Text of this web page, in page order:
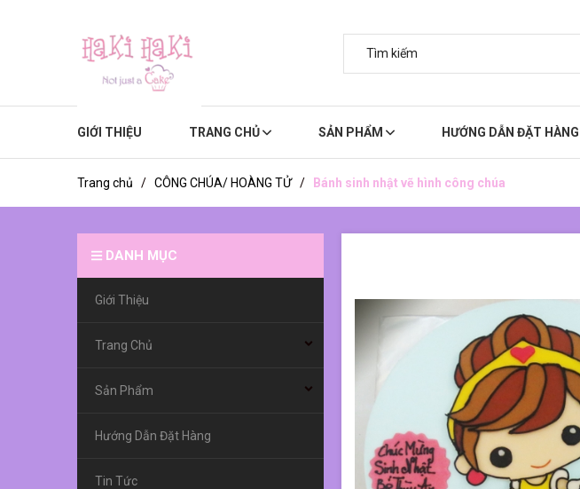
GIỚI THIỆU TRANG CHỦ SẢN PHẨM HƯỚNG DẪN ĐẶT HÀNG
Trang chủ / CÔNG CHÚA/ HOÀNG TỬ / Bánh sinh nhật vẽ hình công chúa
DANH MỤC
Giới Thiệu
Trang Chủ
Sản Phẩm
Hướng Dẫn Đặt Hàng
Tin Tức